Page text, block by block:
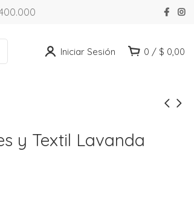
Iniciar Sesión 0 / $ 0,00
y Textil Lavanda